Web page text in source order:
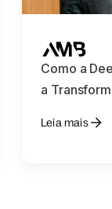
Como a
a
Leia mais